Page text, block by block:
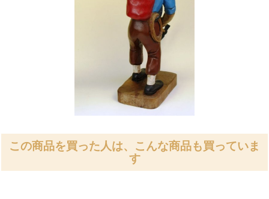
この商品を買った人は、こんな商品も買っていま
す